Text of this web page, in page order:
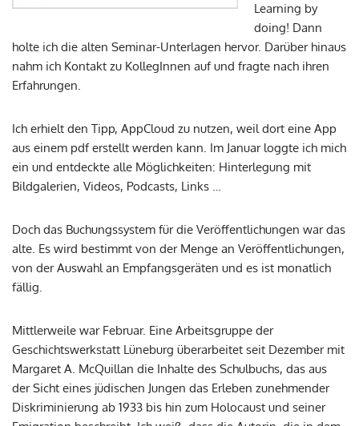
Learning by
doing! Dann
holte ich die alten Seminar-Unterlagen hervor. Darüber hinaus
nahm ich Kontakt zu KollegInnen auf und fragte nach ihren
Erfahrungen.
Ich erhielt den Tipp, AppCloud zu nutzen, weil dort eine App
aus einem pdf erstellt werden kann. Im Januar loggte ich mich
ein und entdeckte alle Möglichkeiten: Hinterlegung mit
Bildgalerien, Videos, Podcasts, Links …
Doch das Buchungssystem für die Veröffentlichungen war das
alte. Es wird bestimmt von der Menge an Veröffentlichungen,
von der Auswahl an Empfangsgeräten und es ist monatlich
fällig.
Mittlerweile war Februar. Eine Arbeitsgruppe der
Geschichtswerkstatt Lüneburg überarbeitet seit Dezember mit
Margaret A. McQuillan die Inhalte des Schulbuchs, das aus
der Sicht eines jüdischen Jungen das Erleben zunehmender
Diskriminierung ab 1933 bis hin zum Holocaust und seiner